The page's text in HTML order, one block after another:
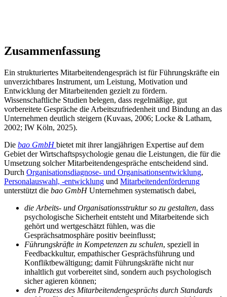
Zusammenfassung
Ein strukturiertes Mitarbeitendengespräch ist für Führungskräfte ein
unverzichtbares Instrument, um Leistung, Motivation und
Entwicklung der Mitarbeitenden gezielt zu fördern.
Wissenschaftliche Studien belegen, dass regelmäßige, gut
vorbereitete Gespräche die Arbeitszufriedenheit und Bindung an das
Unternehmen deutlich steigern (Kuvaas, 2006; Locke & Latham,
2002; IW Köln, 2025).
Die bao GmbH bietet mit ihrer langjährigen Expertise auf dem
Gebiet der Wirtschaftspsychologie genau die Leistungen, die für die
Umsetzung solcher Mitarbeitendengespräche entscheidend sind.
Durch Organisationsdiagnose- und Organisationsentwicklung,
Personalauswahl, -entwicklung und Mitarbeitendenförderung
unterstützt die bao GmbHUnternehmen systematisch dabei,
die Arbeits- und Organisationsstruktur so zu gestalten, dass
psychologische Sicherheit entsteht und Mitarbeitende sich
gehört und wertgeschätzt fühlen, was die
Gesprächsatmosphäre positiv beeinflusst;
Führungskräfte in Kompetenzen zu schulen, speziell in
Feedbackkultur, empathischer Gesprächsführung und
Konfliktbewältigung; damit Führungskräfte nicht nur
inhaltlich gut vorbereitet sind, sondern auch psychologisch
sicher agieren können;
den Prozess des Mitarbeitendengesprächs durch Standards